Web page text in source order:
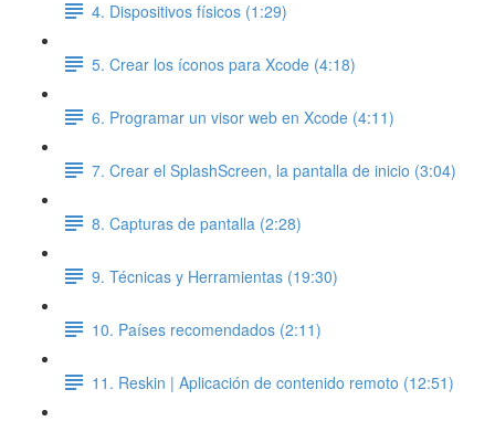
4. Dispositivos físicos (1:29)
5. Crear los íconos para Xcode (4:18)
6. Programar un visor web en Xcode (4:11)
7. Crear el SplashScreen, la pantalla de inicio (3:04)
8. Capturas de pantalla (2:28)
9. Técnicas y Herramientas (19:30)
10. Países recomendados (2:11)
11. Reskin | Aplicación de contenido remoto (12:51)